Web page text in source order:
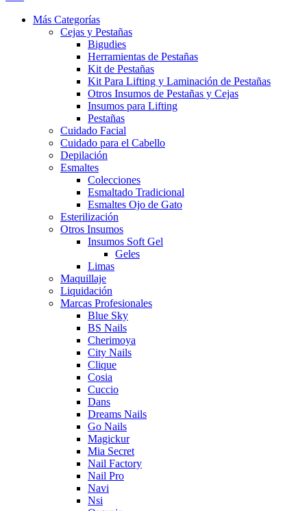
Más Categorías
Cejas y Pestañas
Bigudies
Herramientas de Pestañas
Kit de Pestañas
Kit Para Lifting y Laminación de Pestañas
Otros Insumos de Pestañas y Cejas
Insumos para Lifting
Pestañas
Cuidado Facial
Cuidado para el Cabello
Depilación
Esmaltes
Colecciones
Esmaltado Tradicional
Esmaltes Ojo de Gato
Esterilización
Otros Insumos
Insumos Soft Gel
Geles
Limas
Maquillaje
Liquidación
Marcas Profesionales
Blue Sky
BS Nails
Cherimoya
City Nails
Clique
Cosia
Cuccio
Dans
Dreams Nails
Go Nails
Magickur
Mia Secret
Nail Factory
Nail Pro
Navi
Nsi